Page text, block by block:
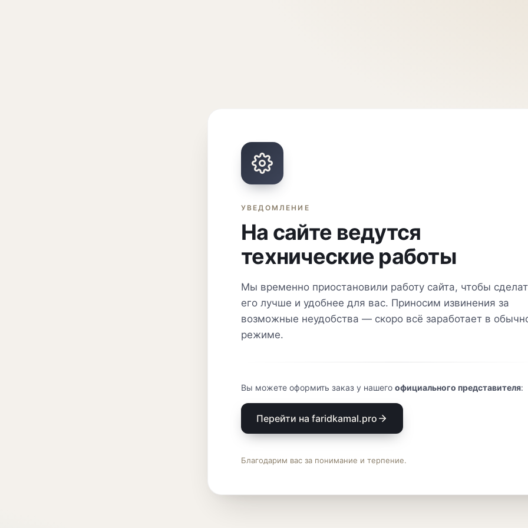
УВЕДОМЛЕНИЕ
На сайте ведутся
технические работы
Мы временно приостановили работу сайта, чтобы
его лучше и удобнее для вас. Приносим извинения за
возможные неудобства — скоро всё заработает в
режиме.
Вы можете оформить заказ у нашего официального представителя:
Перейти на faridkamal.pro
Благодарим вас за понимание и терпение.